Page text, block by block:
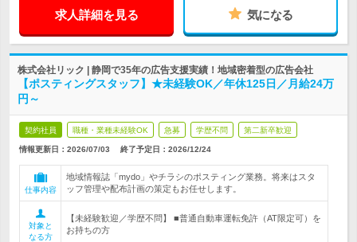
求人詳細を見る 気になる
株式会社リック | 静岡で35年の広告支援実績！地域密着型の広告会社
【ポスティングスタッフ】★未経験OK／年休125日／月給24万
円～
契約社員 職種・業種未経験OK 急募 学歴不問 第二新卒歓迎
情報更新日：2026/07/03 終了予定日： 2026/12/24
仕事内容
地域情報誌「mydo」やチラシのポスティング業務。将来はスタ
ッフ管理や配布計画の策定もお任せします。
対象と
なる方
【未経験歓迎／学歴不問】 ■普通自動車運転免許（AT限定可）を
お持ちの方